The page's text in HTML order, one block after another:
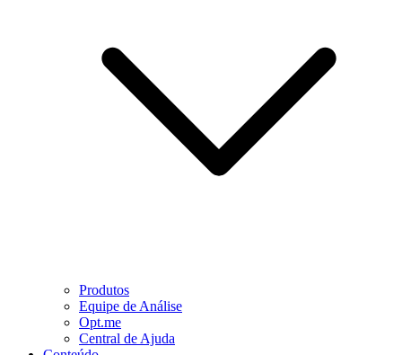
Produtos
Equipe de Análise
Opt.me
Central de Ajuda